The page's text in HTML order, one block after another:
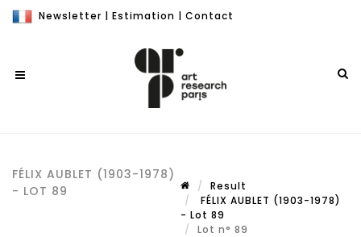
Newsletter | Estimation | Contact
FÉLIX AUBLET (1903-1978)
- LOT 89
Result
FÉLIX AUBLET (1903-1978)
- Lot 89
Lot n° 89